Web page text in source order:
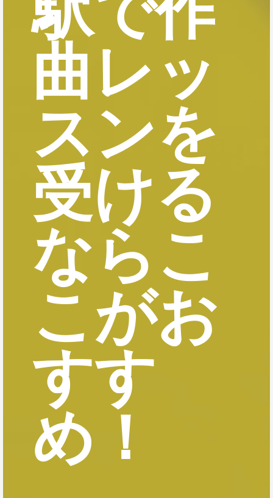
曲レッ
スンを
受ける
ならこ
こがお
すす
め！